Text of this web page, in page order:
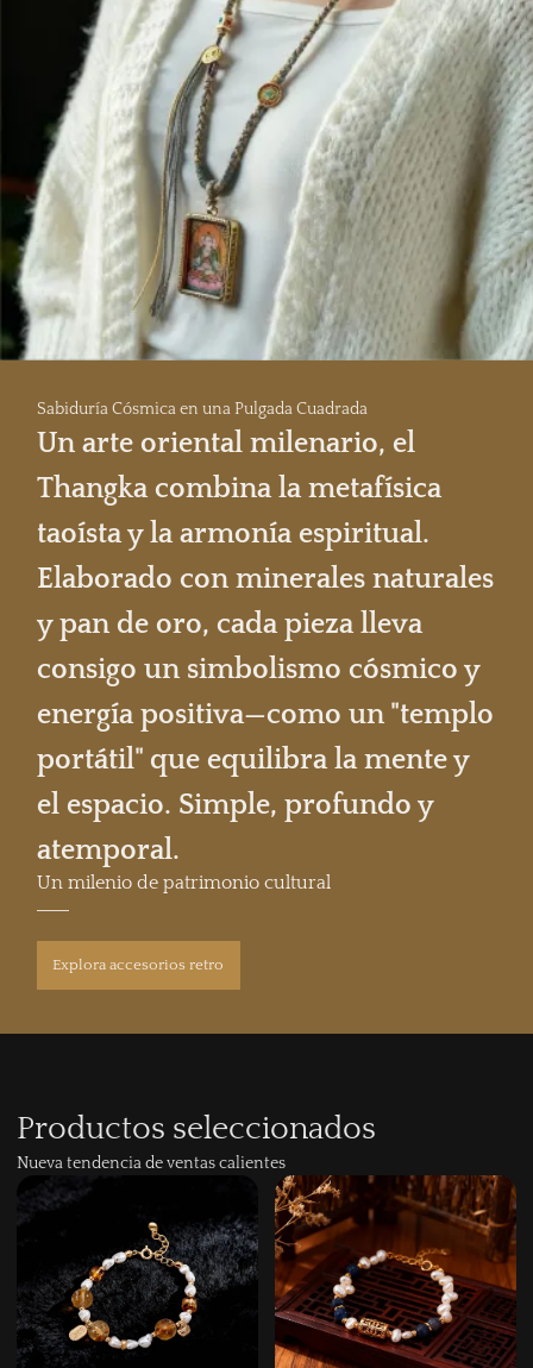
Sabiduría Cósmica en una Pulgada Cuadrada
Un arte oriental milenario, el
Thangka combina la metafísica
taoísta y la armonía espiritual.
Elaborado con minerales naturales
y pan de oro, cada pieza lleva
consigo un simbolismo cósmico y
energía positiva—como un "templo
portátil" que equilibra la mente y
el espacio. Simple, profundo y
atemporal.
Un milenio de patrimonio cultural
Explora accesorios retro
Productos seleccionados
Nueva tendencia de ventas calientes